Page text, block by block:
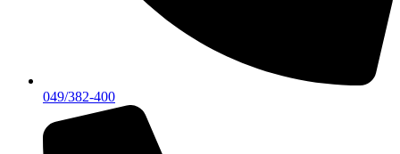
049/382-400